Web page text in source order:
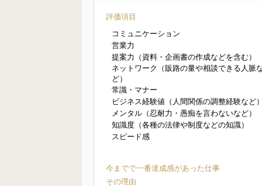
評価項目
コミュニケーション
営業力
提案力（資料・企画書の作成などを含む）
ネットワーク（販路の量や相談できる人脈
ど）
常識・マナー
ビジネス経験値（人間関係の調整経験など
メンタル（忍耐力・愚痴を言わないなど）
知識度（各種の法律や制度などの知識）
スピード感
今までで一番達成感があった仕事
その理由